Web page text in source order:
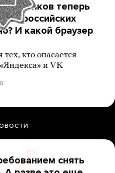
банков теперь
в российских
И какой браузер
кто опасается
и VK
снять